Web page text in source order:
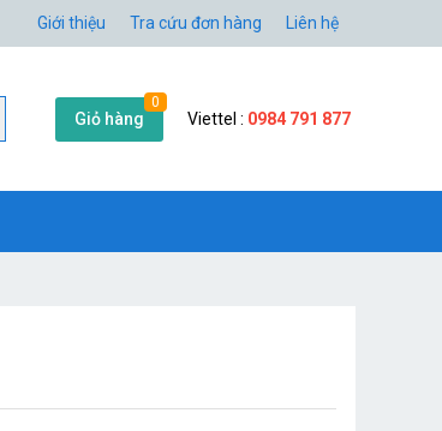
Giới thiệu Tra cứu đơn hàng Liên hệ
Giỏ hàng
0
Viettel : 0984 791 877